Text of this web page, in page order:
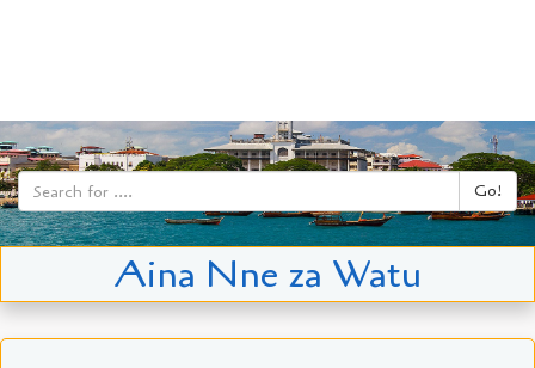
Go!
Aina Nne za Watu